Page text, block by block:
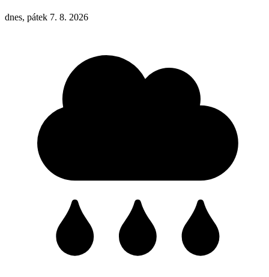
dnes, pátek 7. 8. 2026